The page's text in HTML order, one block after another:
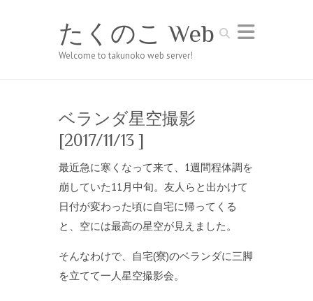
Search
たくのこ Web
Welcome to takunoko web server!
ベランダ星空撮影
[2017/11/13 ]
最近急に寒くなって来て、1週間程体調を
崩していた11月中旬。友人らと出かけて
日付が変わった頃に自宅に帰ってくる
と、空には最高の星空が見えました。
そんなわけで、自宅(寮)のベランダに三脚
を立てて一人星空撮影会。